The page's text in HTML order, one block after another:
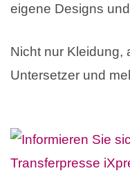
eigene Designs
Nicht nur Kleidung,
Untersetzer und